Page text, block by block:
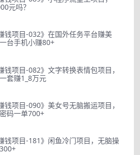
元吗？
钱项目-032》在国外任务平台赚美
台手机小赚80+
钱项目-082》文字转换表情包项目，
套赚1_8万元
钱项目-090》美女号无脑搬运项目，
码一单700+
钱项目-181》闲鱼冷门项目，无脑操